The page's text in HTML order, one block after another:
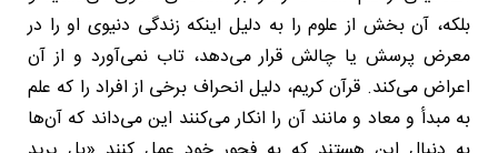
بلکه، آن بخش از علوم را به دلیل اینکه زندگی دنیوی او را در
معرض پرسش یا چالش قرار می‌دهد، تاب نمی‌آورد و از آن
اعراض می‌کند. قرآن کریم، دلیل انحراف برخی از افراد را که علم
به مبدأ و معاد و مانند آن را انکار می‌کنند این می‌داند که آن‌ها